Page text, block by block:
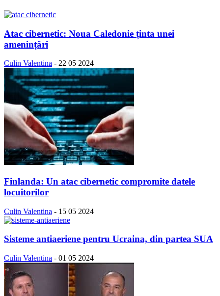
Atac cibernetic: Noua Caledonie ținta unei
amenințări
Culin Valentina - 22 05 2024
Finlanda: Un atac cibernetic compromite datele
locuitorilor
Culin Valentina - 15 05 2024
Sisteme antiaeriene pentru Ucraina, din partea SUA
Culin Valentina - 01 05 2024